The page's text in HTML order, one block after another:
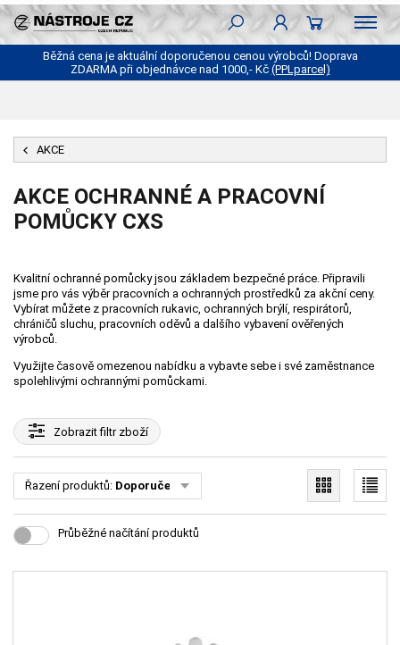
Běžná cena je aktuální doporučenou cenou výrobců! Doprava
ZDARMA při objednávce nad 1000,- Kč (PPLparcel)
AKCE
AKCE OCHRANNÉ A PRACOVNÍ
POMŮCKY CXS
Kvalitní ochranné pomůcky jsou základem bezpečné práce. Připravili
jsme pro vás výběr pracovních a ochranných prostředků za akční ceny.
Vybírat můžete z pracovních rukavic, ochranných brýlí, respirátorů,
chráničů sluchu, pracovních oděvů a dalšího vybavení ověřených
výrobců.
Využijte časově omezenou nabídku a vybavte sebe i své zaměstnance
spolehlivými ochrannými pomůckami.
Zobrazitfiltr zboží
Řazení produktů: Doporučené
Průběžné načítání produktů